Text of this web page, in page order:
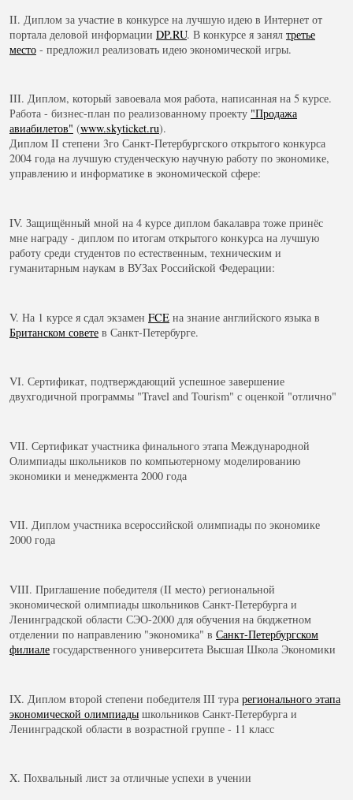
II. Диплом за участие в конкурсе на лучшую идею в Интернет от
портала деловой информации DP.RU. В конкурсе я занял третье
место - предложил реализовать идею экономической игры.
III. Диплом, который завоевала моя работа, написанная на 5 курсе.
Работа - бизнес-план по реализованному проекту "Продажа
авиабилетов" (www.skyticket.ru).
Диплом II степени 3го Санкт-Петербургского открытого конкурса
2004 года на лучшую студенческую научную работу по экономике,
управлению и информатике в экономической сфере:
IV. Защищённый мной на 4 курсе диплом бакалавра тоже принёс
мне награду - диплом по итогам открытого конкурса на лучшую
работу среди студентов по естественным, техническим и
гуманитарным наукам в ВУЗах Российской Федерации:
V. На 1 курсе я сдал экзамен FCE на знание английского языка в
Британском совете в Санкт-Петербурге.
VI. Сертификат, подтверждающий успешное завершение
двухгодичной программы "Travel and Tourism" с оценкой "отлично"
VII. Сертификат участника финального этапа Международной
Олимпиады школьников по компьютерному моделированию
экономики и менеджмента 2000 года
VII. Диплом участника всероссийской олимпиады по экономике
2000 года
VIII. Приглашение победителя (II место) региональной
экономической олимпиады школьников Санкт-Петербурга и
Ленинградской области СЭО-2000 для обучения на бюджетном
отделении по направлению "экономика" в Санкт-Петербургском
филиале государственного университета Высшая Школа Экономики
IX. Диплом второй степени победителя III тура регионального этапа
экономической олимпиады школьников Санкт-Петербурга и
Ленинградской области в возрастной группе - 11 класс
X. Похвальный лист за отличные успехи в учении